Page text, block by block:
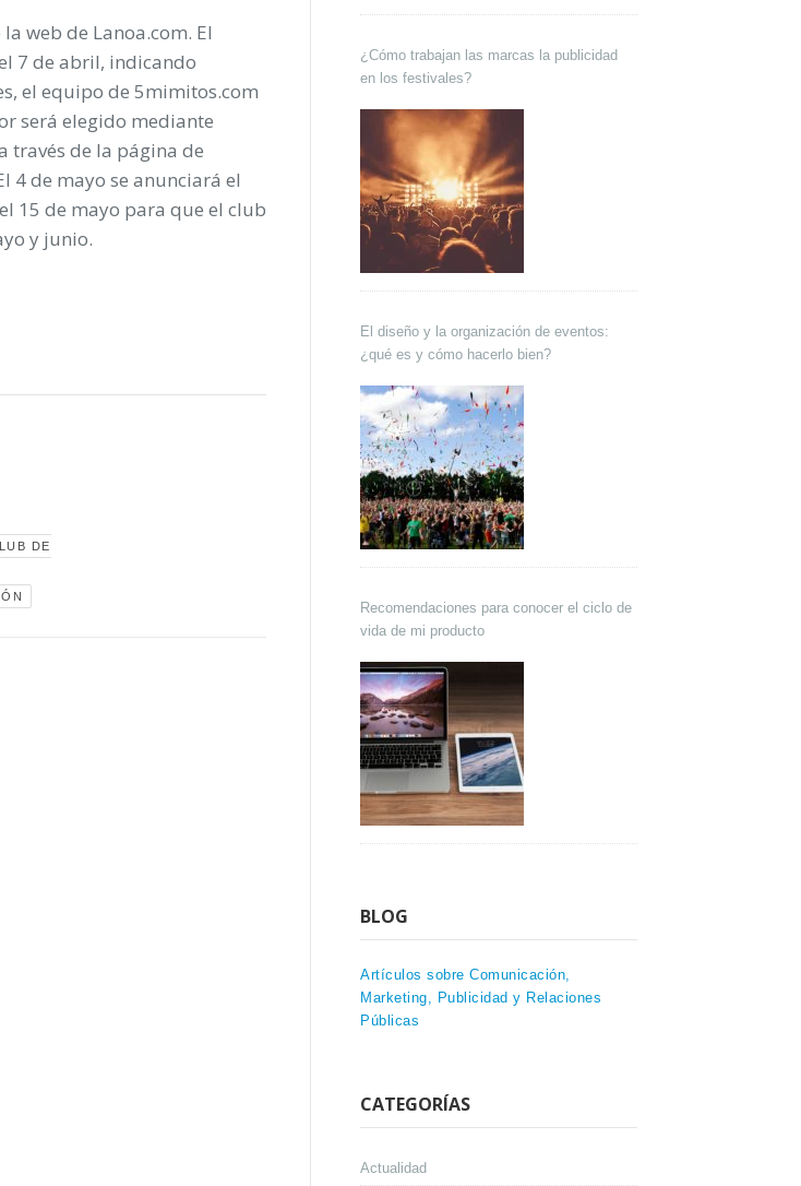
web de Lanoa.com. El
7 de abril, indicando
el equipo de 5mimitos.com
será elegido mediante
través de la página de
4 de mayo se anunciará el
15 de mayo para que el club
y junio.
DE
¿Cómo trabajan las marcas la publicidad
en los festivales?
El diseño y la organización de eventos:
¿qué es y cómo hacerlo bien?
Recomendaciones para conocer el ciclo de
vida de mi producto
BLOG
Artículos sobre Comunicación,
Marketing, Publicidad y Relaciones
Públicas
CATEGORÍAS
Actualidad